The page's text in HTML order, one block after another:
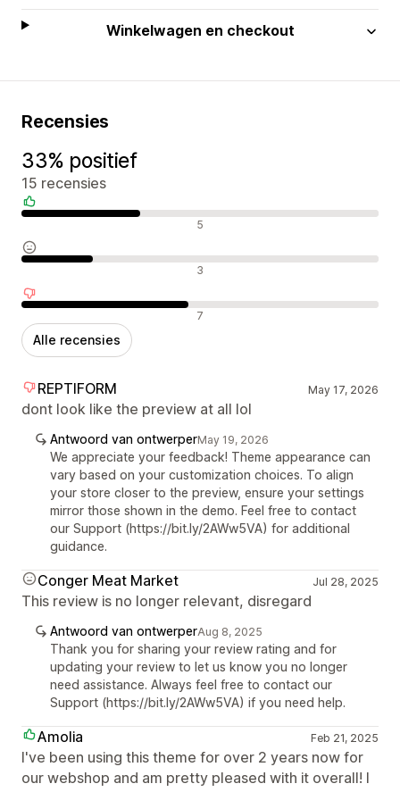
Winkelwagen en checkout
Recensies
33% positief
15 recensies
Positieve recensies 5
Neutrale recensies 3
Negatieve recensies 7
Alle recensies
REPTIFORM May 17, 2026
dont look like the preview at all lol
Antwoord van ontwerperMay 19, 2026
We appreciate your feedback! Theme appearance can
vary based on your customization choices. To align
your store closer to the preview, ensure your settings
mirror those shown in the demo. Feel free to contact
our Support (https://bit.ly/2AWw5VA) for additional
guidance.
Conger Meat Market Jul 28, 2025
This review is no longer relevant, disregard
Antwoord van ontwerperAug 8, 2025
Thank you for sharing your review rating and for
updating your review to let us know you no longer
need assistance. Always feel free to contact our
Support (https://bit.ly/2AWw5VA) if you need help.
Amolia Feb 21, 2025
I've been using this theme for over 2 years now for
our webshop and am pretty pleased with it overall! I